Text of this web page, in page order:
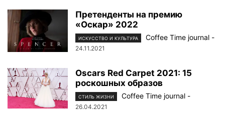
Претенденты на премию
«Оскар» 2022
ИСКУССТВО И КУЛЬТУРА Coffee Time journal -
24.11.2021
Oscars Red Carpet 2021: 15
роскошных образов
СТИЛЬ ЖИЗНИ Coffee Time journal -
26.04.2021